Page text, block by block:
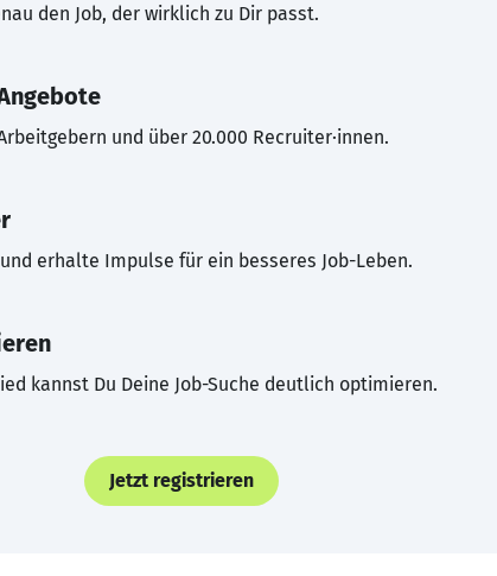
den Job, der wirklich zu Dir passt.
und über 20.000 Recruiter·innen.
erhalte Impulse für ein besseres Job-Leben.
kannst Du Deine Job-Suche deutlich optimieren.
Jetzt registrieren